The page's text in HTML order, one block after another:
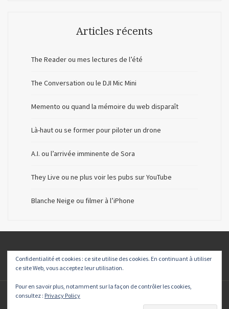
Articles récents
The Reader ou mes lectures de l’été
The Conversation ou le DJI Mic Mini
Memento ou quand la mémoire du web disparaît
Là-haut ou se former pour piloter un drone
A.I. ou l’arrivée imminente de Sora
They Live ou ne plus voir les pubs sur YouTube
Blanche Neige ou filmer à l’iPhone
Textes, photos et vidéos © R. Hespel
Confidentialité et cookies : ce site utilise des cookies. En continuant à utiliser
ce site Web, vous acceptez leur utilisation.
Pour en savoir plus, notamment sur la façon de contrôler les cookies,
consultez : Privacy Policy